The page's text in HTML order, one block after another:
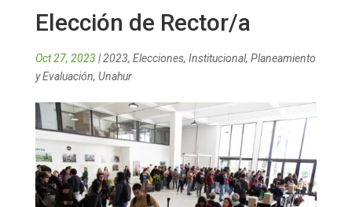
Elección de Rector/a
Oct 27, 2023 |2023, Elecciones, Institucional, Planeamiento
y Evaluación, Unahur